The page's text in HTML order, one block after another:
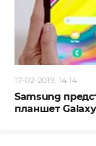
17-02-2019, 14:14
Samsung
планшет